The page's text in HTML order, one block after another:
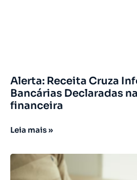
Alerta: Receita Cruza
Bancárias Declaradas
financeira
Leia mais »